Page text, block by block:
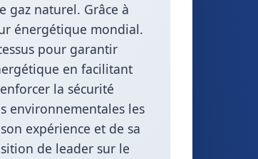
gaz naturel. Grâce à
énergétique mondial.
pour garantir
en facilitant
la sécurité
environnementales les
expérience et de sa
de leader sur le